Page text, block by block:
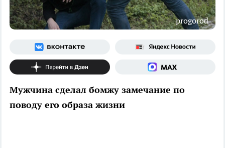
progorod
Мужчина сделал бомжу замечание по
поводу его образа жизни